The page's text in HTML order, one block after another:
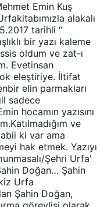
Emin Kuş
alakalı
tarihli “
bir yazı kaleme
oldum ve zat-ı
Evetinsan
eleştiriye. İltifat
elin parmakları
sadece
hocamın yazısını
ve
ki var ama
hak etmek. Yazıyı
Şehri Urfa'
Doğan… Şahin
Urfa
Şahin Doğan,